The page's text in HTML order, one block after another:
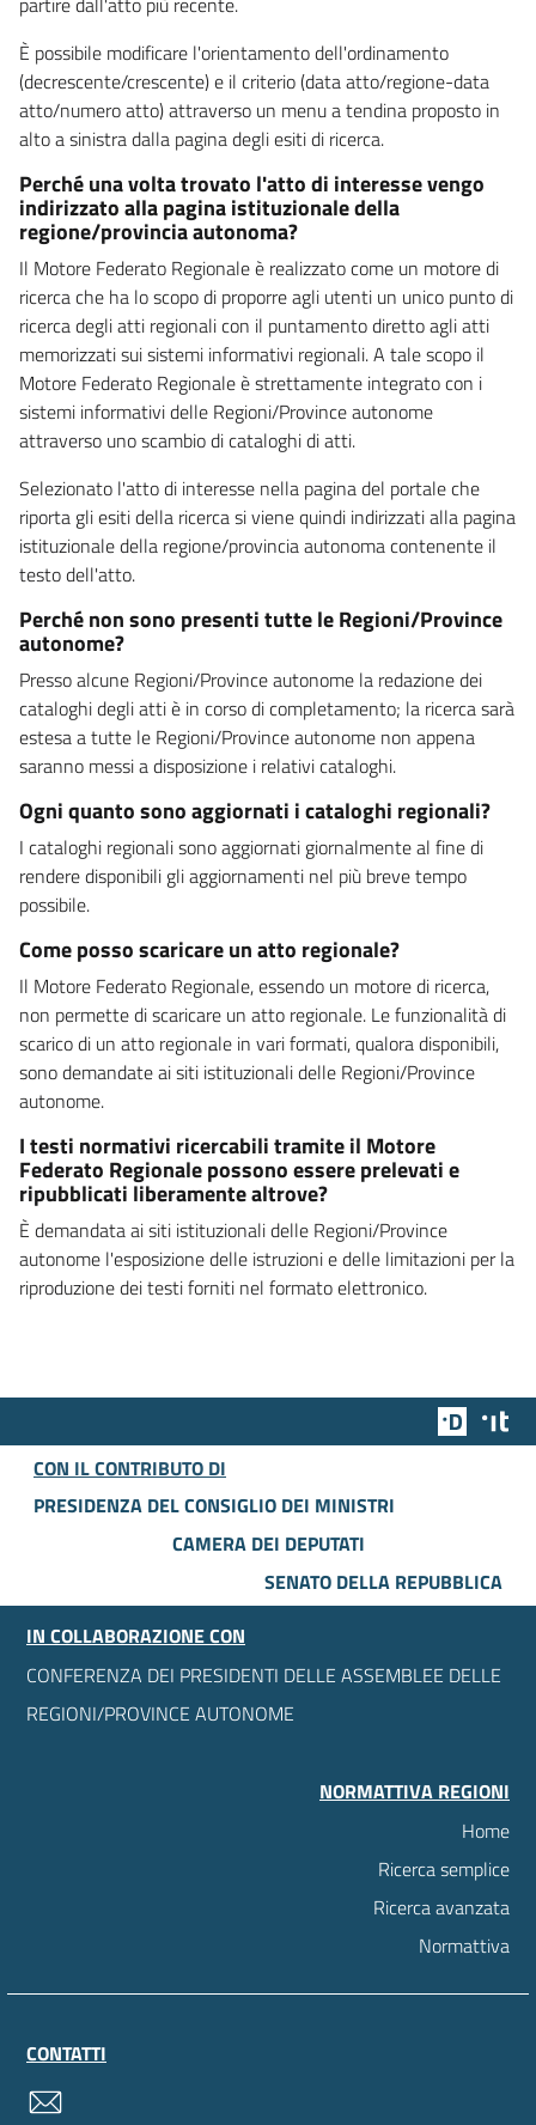
È possibile modificare l'orientamento dell'ordinamento
(decrescente/crescente) e il criterio (data atto/regione-data
atto/numero atto) attraverso un menu a tendina proposto in
alto a sinistra dalla pagina degli esiti di ricerca.
Perché una volta trovato l'atto di interesse vengo
indirizzato alla pagina istituzionale della
regione/provincia autonoma?
Il Motore Federato Regionale è realizzato come un motore di
ricerca che ha lo scopo di proporre agli utenti un unico punto di
ricerca degli atti regionali con il puntamento diretto agli atti
memorizzati sui sistemi informativi regionali. A tale scopo il
Motore Federato Regionale è strettamente integrato con i
sistemi informativi delle Regioni/Province autonome
attraverso uno scambio di cataloghi di atti.
Selezionato l'atto di interesse nella pagina del portale che
riporta gli esiti della ricerca si viene quindi indirizzati alla pagina
istituzionale della regione/provincia autonoma contenente il
testo dell'atto.
Perché non sono presenti tutte le Regioni/Province
autonome?
Presso alcune Regioni/Province autonome la redazione dei
cataloghi degli atti è in corso di completamento; la ricerca sarà
estesa a tutte le Regioni/Province autonome non appena
saranno messi a disposizione i relativi cataloghi.
Ogni quanto sono aggiornati i cataloghi regionali?
I cataloghi regionali sono aggiornati giornalmente al fine di
rendere disponibili gli aggiornamenti nel più breve tempo
possibile.
Come posso scaricare un atto regionale?
Il Motore Federato Regionale, essendo un motore di ricerca,
non permette di scaricare un atto regionale. Le funzionalità di
scarico di un atto regionale in vari formati, qualora disponibili,
sono demandate ai siti istituzionali delle Regioni/Province
autonome.
I testi normativi ricercabili tramite il Motore
Federato Regionale possono essere prelevati e
ripubblicati liberamente altrove?
È demandata ai siti istituzionali delle Regioni/Province
autonome l'esposizione delle istruzioni e delle limitazioni per la
riproduzione dei testi forniti nel formato elettronico.
Team
CON IL CONTRIBUTO DI
PRESIDENZA DEL CONSIGLIO DEI MINISTRI
CAMERA DEI DEPUTATI
SENATO DELLA REPUBBLICA
IN COLLABORAZIONE CON
CONFERENZA DEI PRESIDENTI DELLE ASSEMBLEE DELLE
REGIONI/PROVINCE AUTONOME
NORMATTIVA REGIONI
Home
Ricerca semplice
Ricerca avanzata
Normattiva
CONTATTI